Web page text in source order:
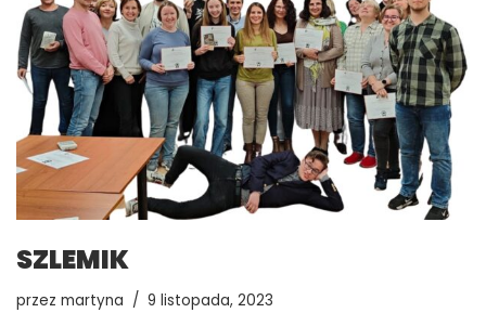
SZLEMIK
przez martyna 9 listopada, 2023